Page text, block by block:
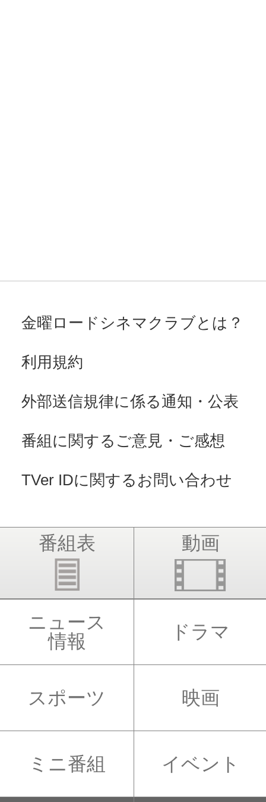
金曜ロードシネマクラブとは？
利用規約
外部送信規律に係る通知・公表
番組に関するご意見・ご感想
TVer IDに関するお問い合わせ
番組表 動画
ニュース
情報
ドラマ
スポーツ 映画
ミニ番組 イベント